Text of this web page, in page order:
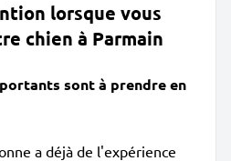
lorsque vous
chien à Parmain
sont à prendre en
a déjà de l'expérience